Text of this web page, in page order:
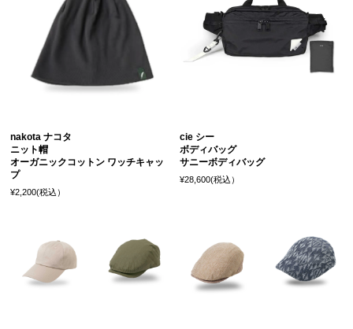
nakota ナコタ
ニット帽
オーガニックコットン ワッチキャッ
プ
¥2,200(税込）
cie シー
ボディバッグ
サニーボディバッグ
¥28,600(税込）